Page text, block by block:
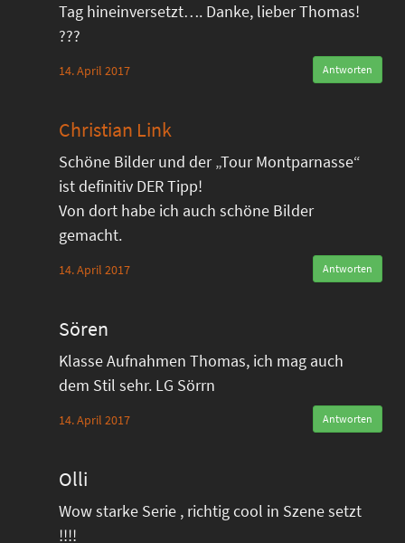
Tag hineinversetzt…. Danke, lieber Thomas!
???
14. April 2017 Antworten
Christian Link
Schöne Bilder und der „Tour Montparnasse“
ist definitiv DER Tipp!
Von dort habe ich auch schöne Bilder
gemacht.
14. April 2017 Antworten
Sören
Klasse Aufnahmen Thomas, ich mag auch
dem Stil sehr. LG Sörrn
14. April 2017 Antworten
Olli
Wow starke Serie , richtig cool in Szene setzt
!!!!